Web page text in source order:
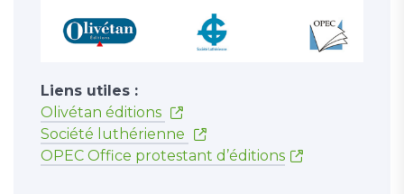
Liens utiles :
Olivétan éditions
Société luthérienne
OPEC Office protestant d’éditions